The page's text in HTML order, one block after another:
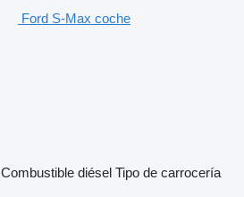
Ford S-Max coche
Combustible diésel Tipo de carrocería